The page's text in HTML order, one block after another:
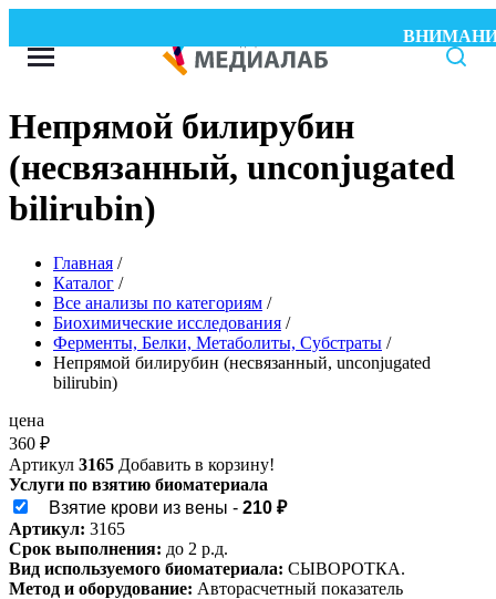
ВНИМАНИЕ!
Непрямой билирубин
(несвязанный, unconjugated
bilirubin)
Главная /
Каталог /
Все анализы по категориям /
Биохимические исследования /
Ферменты, Белки, Метаболиты, Субстраты /
Непрямой билирубин (несвязанный, unconjugated
bilirubin)
цена
360 ₽
Артикул 3165 Добавить в корзину!
Услуги по взятию биоматериала
Взятие крови из вены - 210 ₽
Артикул: 3165
Срок выполнения: до 2 р.д.
Вид используемого биоматериала: СЫВОРОТКА.
Метод и оборудование: Авторасчетный показатель